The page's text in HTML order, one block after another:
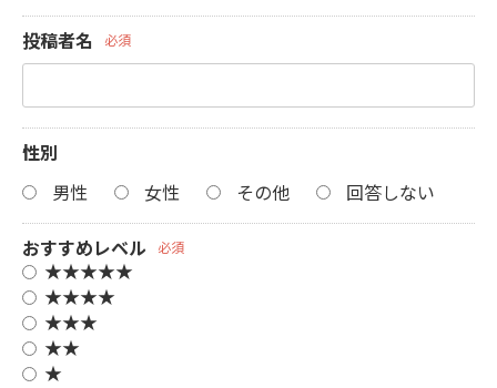
投稿者名 必須
性別
男性
女性 その他 回答しない
おすすめレベル 必須
★★★★★
★★★★
★★★
★★
★